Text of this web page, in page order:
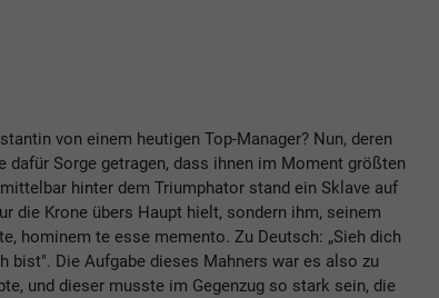
von einem heutigen Top-Manager? Nun, deren
dafür Sorge getragen, dass ihnen im Moment größten
hinter dem Triumphator stand ein Sklave auf
die Krone übers Haupt hielt, sondern ihm, seinem
hominem te esse memento. Zu Deutsch: „Sieh dich
bist". Die Aufgabe dieses Mahners war es also zu
und dieser musste im Gegenzug so stark sein, die